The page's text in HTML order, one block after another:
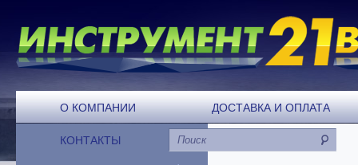
О КОМПАНИИ ДОСТАВКА И ОПЛАТА
КОНТАКТЫ